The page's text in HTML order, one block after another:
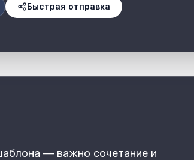
Быстрая отправка
— важно сочетание и